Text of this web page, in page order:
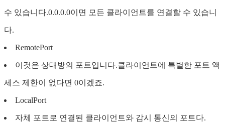
수 있습니다.0.0.0.0이면 모든 클라이언트를 연결할 수 있습니
다.
RemotePort
이것은 상대방의 포트입니다.클라이언트에 특별한 포트 액
세스 제한이 없다면 0이겠죠.
LocalPort
자체 포트로 연결된 클라이언트와 감시 통신의 포트다.